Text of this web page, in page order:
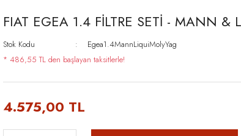
FIAT EGEA 1.4 FİLTRE SETİ - MANN &
Stok Kodu
Egea1.4MannLiquiMolyYag
* 486,55 TL den başlayan taksitlerle!
4.575,00 TL